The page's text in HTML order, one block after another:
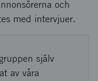
och
med intervjuer.
själv
av våra